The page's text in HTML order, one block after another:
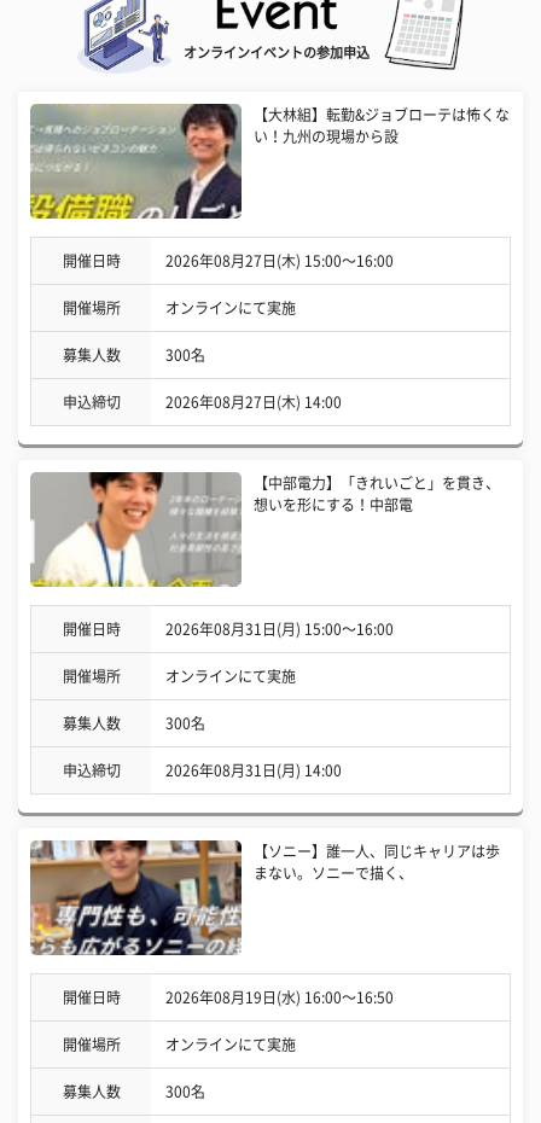
オンラインイベントの参加申込
【大林組】転勤&ジョブローテは怖くな
い！九州の現場から設
開催日時 2026年08月27日(木) 15:00〜16:00
開催場所 オンラインにて実施
募集人数 300名
申込締切 2026年08月27日(木) 14:00
【中部電力】「きれいごと」を貫き、
想いを形にする！中部電
開催日時 2026年08月31日(月) 15:00〜16:00
開催場所 オンラインにて実施
募集人数 300名
申込締切 2026年08月31日(月) 14:00
【ソニー】誰一人、同じキャリアは歩
まない。ソニーで描く、
開催日時 2026年08月19日(水) 16:00〜16:50
開催場所 オンラインにて実施
募集人数 300名